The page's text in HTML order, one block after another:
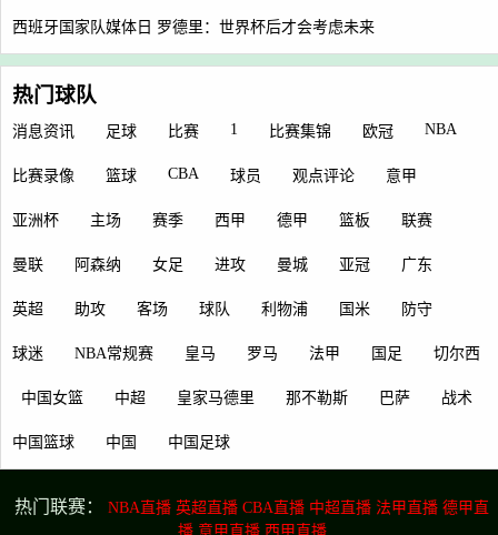
西班牙国家队媒体日 罗德里：世界杯后才会考虑未来
热门球队
消息资讯 足球 比赛 1 比赛集锦 欧冠 NBA
比赛录像 篮球 CBA 球员 观点评论 意甲
亚洲杯 主场 赛季 西甲 德甲 篮板 联赛
曼联 阿森纳 女足 进攻 曼城 亚冠 广东
英超 助攻 客场 球队 利物浦 国米 防守
球迷 NBA常规赛 皇马 罗马 法甲 国足 切尔西
中国女篮 中超 皇家马德里 那不勒斯 巴萨 战术
中国篮球 中国 中国足球
热门联赛： NBA直播 英超直播 CBA直播 中超直播 法甲直播 德甲直
播 意甲直播 西甲直播